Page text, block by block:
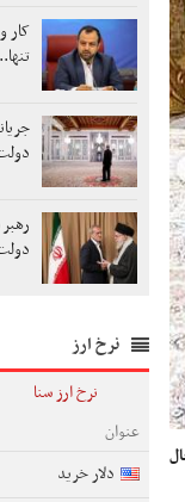
حال
کار
نرخ ارز
نرخ ارز سنا
عنوان
دلار خرید